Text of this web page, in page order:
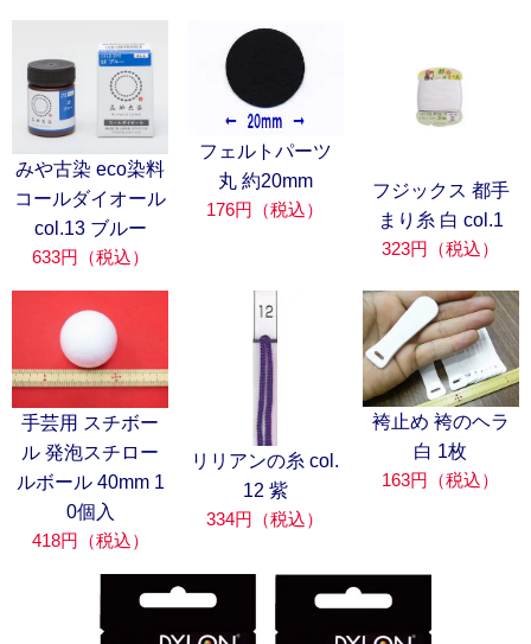
みや古染 eco染料
コールダイオール
col.13 ブルー
633円（税込）
フェルトパーツ
丸 約20mm
176円（税込）
フジックス 都手
まり糸 白 col.1
323円（税込）
手芸用 スチボー
ル 発泡スチロー
ルボール 40mm 1
0個入
418円（税込）
リリアンの糸 col.
12 紫
334円（税込）
袴止め 袴のヘラ
白 1枚
163円（税込）